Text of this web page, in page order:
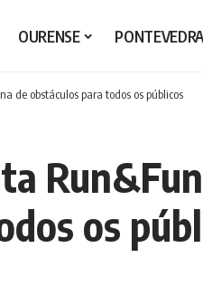
OURENSE PONTEVEDRA
de obstáculos para todos os públicos
os